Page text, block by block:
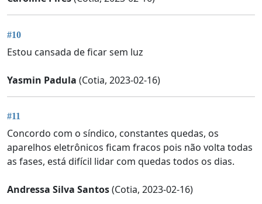
#10
Estou cansada de ficar sem luz
Yasmin Padula (Cotia, 2023-02-16)
#11
Concordo com o síndico, constantes quedas, os
aparelhos eletrônicos ficam fracos pois não volta todas
as fases, está difícil lidar com quedas todos os dias.
Andressa Silva Santos(Cotia, 2023-02-16)